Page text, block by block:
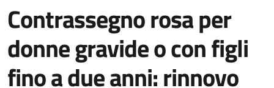
Contrassegno rosa per
donne gravide o con figli
fino a due anni: rinnovo